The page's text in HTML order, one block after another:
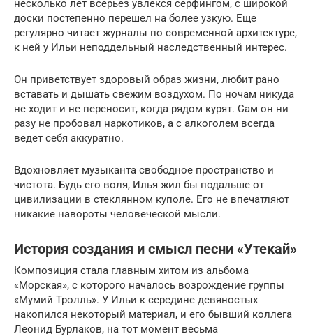
несколько лет всерьез увлекся серфингом, с широкой
доски постепенно перешел на более узкую. Еще
регулярно читает журналы по современной архитектуре,
к ней у Ильи неподдельный наследственный интерес.
Он приветствует здоровый образ жизни, любит рано
вставать и дышать свежим воздухом. По ночам никуда
не ходит и не переносит, когда рядом курят. Сам он ни
разу не пробовал наркотиков, а с алкоголем всегда
ведет себя аккуратно.
Вдохновляет музыканта свободное пространство и
чистота. Будь его воля, Илья жил бы подальше от
цивилизации в стеклянном куполе. Его не впечатляют
никакие навороты человеческой мысли.
История создания и смысл песни «Утекай»
Композиция стала главным хитом из альбома
«Морская», с которого началось возрождение группы
«Мумий Тролль». У Ильи к середине девяностых
накопился некоторый материал, и его бывший коллега
Леонид Бурлаков, на тот момент весьма